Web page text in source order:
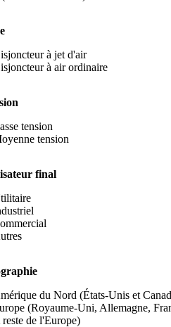
à jet d'air
à air ordinaire
tension
tension
final
du Nord (États-Unis et
(Royaume-Uni, Allemagne,
reste de l'Europe)